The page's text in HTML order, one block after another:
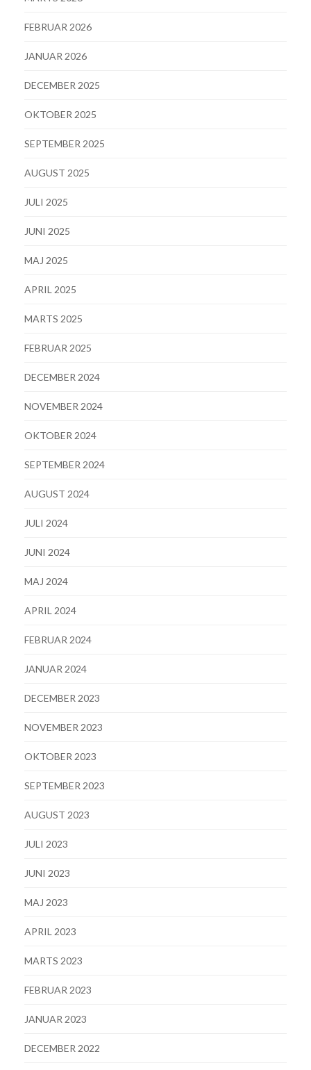
FEBRUAR 2026
JANUAR 2026
DECEMBER 2025
OKTOBER 2025
SEPTEMBER 2025
AUGUST 2025
JULI 2025
JUNI 2025
MAJ 2025
APRIL 2025
MARTS 2025
FEBRUAR 2025
DECEMBER 2024
NOVEMBER 2024
OKTOBER 2024
SEPTEMBER 2024
AUGUST 2024
JULI 2024
JUNI 2024
MAJ 2024
APRIL 2024
FEBRUAR 2024
JANUAR 2024
DECEMBER 2023
NOVEMBER 2023
OKTOBER 2023
SEPTEMBER 2023
AUGUST 2023
JULI 2023
JUNI 2023
MAJ 2023
APRIL 2023
MARTS 2023
FEBRUAR 2023
JANUAR 2023
DECEMBER 2022